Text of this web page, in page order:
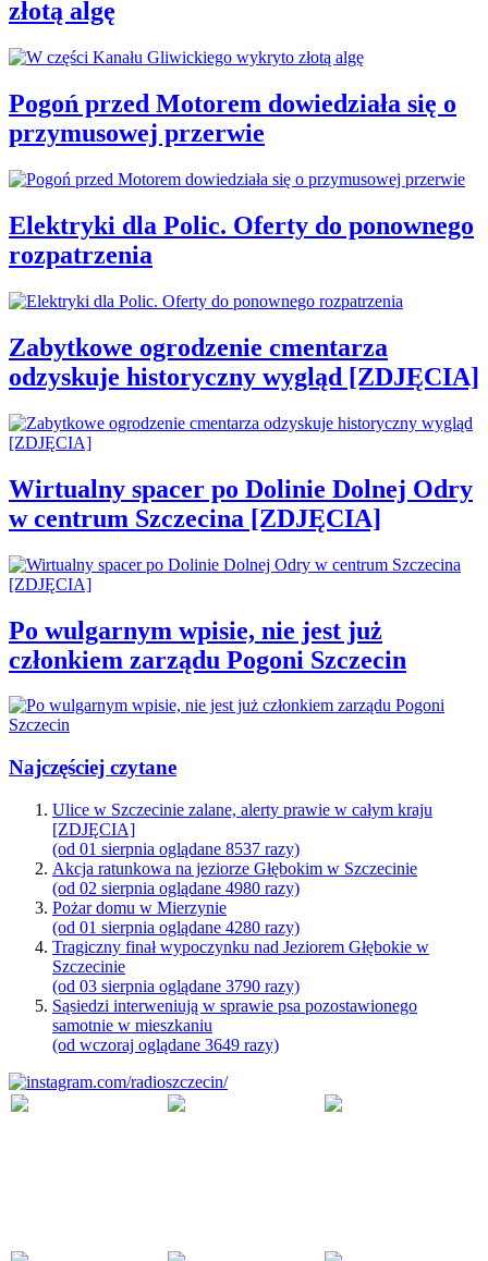
złotą algę
Pogoń przed Motorem dowiedziała się o
przymusowej przerwie
Elektryki dla Polic. Oferty do ponownego
rozpatrzenia
Zabytkowe ogrodzenie cmentarza
odzyskuje historyczny wygląd [ZDJĘCIA]
Wirtualny spacer po Dolinie Dolnej Odry
w centrum Szczecina [ZDJĘCIA]
Po wulgarnym wpisie, nie jest już
członkiem zarządu Pogoni Szczecin
Najczęściej czytane
Ulice w Szczecinie zalane, alerty prawie w całym kraju
[ZDJĘCIA]
(od 01 sierpnia oglądane 8537 razy)
Akcja ratunkowa na jeziorze Głębokim w Szczecinie
(od 02 sierpnia oglądane 4980 razy)
Pożar domu w Mierzynie
(od 01 sierpnia oglądane 4280 razy)
Tragiczny finał wypoczynku nad Jeziorem Głębokie w
Szczecinie
(od 03 sierpnia oglądane 3790 razy)
Sąsiedzi interweniują w sprawie psa pozostawionego
samotnie w mieszkaniu
(od wczoraj oglądane 3649 razy)